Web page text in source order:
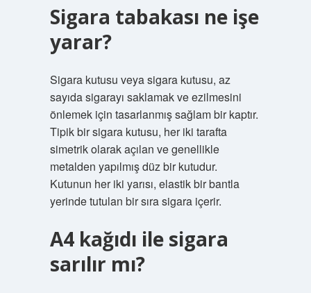
Sigara tabakası ne işe
yarar?
Sigara kutusu veya sigara kutusu, az
sayıda sigarayı saklamak ve ezilmesini
önlemek için tasarlanmış sağlam bir kaptır.
Tipik bir sigara kutusu, her iki tarafta
simetrik olarak açılan ve genellikle
metalden yapılmış düz bir kutudur.
Kutunun her iki yarısı, elastik bir bantla
yerinde tutulan bir sıra sigara içerir.
A4 kağıdı ile sigara
sarılır mı?